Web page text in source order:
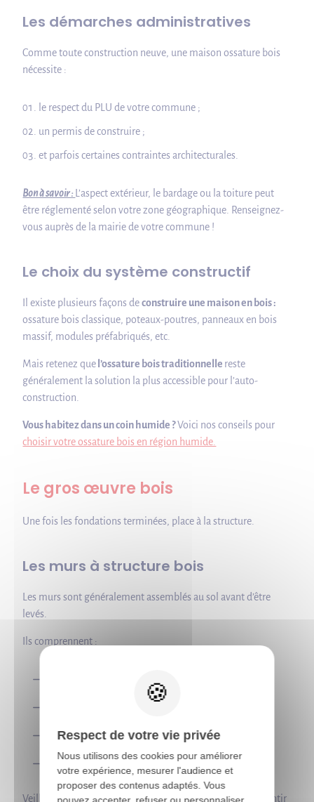
Les démarches administratives
Comme toute construction neuve, une maison ossature bois
nécessite :
le respect du PLU de votre commune ;
un permis de construire ;
et parfois certaines contraintes architecturales.
Bon à savoir : L’aspect extérieur, le bardage ou la toiture peut
être réglementé selon votre zone géographique. Renseignez-
vous auprès de la mairie de votre commune !
Le choix du système constructif
Il existe plusieurs façons deconstruire une maison en bois :
ossature bois classique, poteaux-poutres, panneaux en bois
massif, modules préfabriqués, etc.
Mais retenez que l’ossature bois traditionnelle reste
généralement la solution la plus accessible pour l’auto-
construction.
Vous habitez dans un coin humide ?Voici nos conseils pour
choisir votre ossature bois en région humide.
Le gros œuvre bois
Une fois les fondations terminées, place à la structure.
Les murs à structure bois
Les murs sont généralement assemblés au sol avant d’être
levés.
Ils comprennent :
lecontreventement ;
et parfois déjà une partie de l’isolation.
Veillez à être précis au moment de l’assemblage pour garantir
Respect de votre vie privée
Nous utilisons des cookies pour améliorer
votre expérience, mesurer l'audience et
proposer des contenus adaptés. Vous